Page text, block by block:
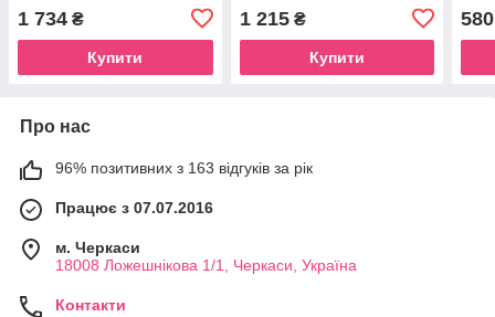
1 734 ₴
Купити
1 215₴
Купити
580
Про нас
96% позитивних з 163 відгуків за рік
Працює з 07.07.2016
м. Черкаси
18008 Ложешнікова 1/1, Черкаси, Україна
Контакти